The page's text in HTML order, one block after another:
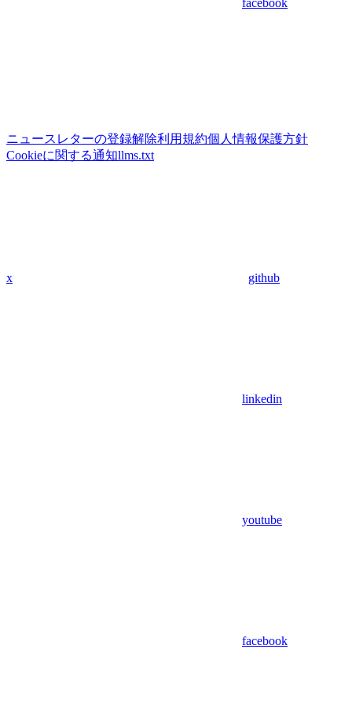
ニュースレターの登録解除利用規約個人情報保護方針
Cookieに関する通知llms.txt
x github
linkedin
youtube
facebook